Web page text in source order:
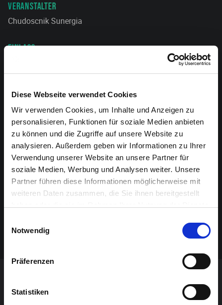
Diese Webseite verwendet Cookies
Wir verwenden Cookies, um Inhalte und Anzeigen zu
personalisieren, Funktionen für soziale Medien anbieten
zu können und die Zugriffe auf unsere Website zu
analysieren. Außerdem geben wir Informationen zu Ihrer
Verwendung unserer Website an unsere Partner für
soziale Medien, Werbung und Analysen weiter. Unsere
Partner führen diese Informationen möglicherweise mit
weiteren Daten zusammen, die Sie ihnen bereitgestellt
Notwendig
Präferenzen
Statistiken
VERANSTALTER
Chudoscnik Sunergia
EINLASS
Abendprogramm: Einlass ab 17:30 Uhr.
Wir laden alle Besucher ein, einen freiwilligen Eintritt von 5
Euro zu spenden. An verschiedenen Leseorten sind
Spendenboxen dafür vorgesehen. Vielen Dank für Ihre
freundliche Unterstützung!
GEMÜTLICHER AUSKLANG
Herzlich laden wir alle Leser, Geschäftsleute und Besucher
ab 21 Uhr zum gemütlichen Ausklang des Abends ein. Im
eine wärmende Suppe und regionales Bier.